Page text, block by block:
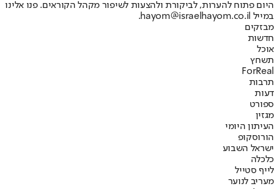
היום פתוח להערות, לביקורת ולהצעות לשיפור מקהל הקוראים. פנו אלינו
במייל hayom@israelhayom.co.il.
מבזקים
חדשות
אוכל
תשחץ
ForReal
תרבות
דעות
ספורט
מגזין
העיתון היומי
הורוסקופ
ישראל השבוע
כלכלה
לייף סטייל
מעריב לנוער